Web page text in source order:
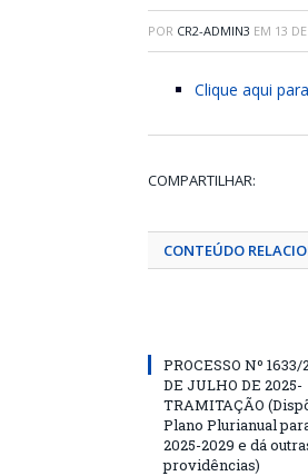
POR CR2-ADMIN3 EM 13
Clique aqui
COMPARTILHAR:
CONTEÚDO
PROCESSO Nº 1633/
DE JULHO DE 2025-
TRAMITAÇÃO
Plano Plurianual
2025-2029 e dá
providências)